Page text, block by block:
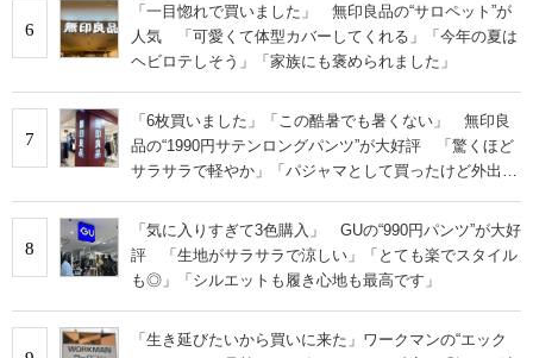
6
「一目惚れで買いました」 無印良品の“サロペット”が
人気 「可愛くて体型カバーしてくれる」「今年の夏は
ヘビロテしそう」「家族にも褒められました」
7
「6枚買いました」「この酷暑でも暑くない」 無印良
品の“1990円サテンロングパンツ”が大好評 「驚くほど
サラサラで軽やか」「パジャマとして買ったけど外出用
8
「気に入りすぎて3色購入」 GUの“990円パンツ”が大好
評 「生地がサラサラで涼しい」「とても楽でスタイル
も◎」「シルエットも履き心地も最高です」
「生き延びたいから買いに来た」ワークマンの“エック